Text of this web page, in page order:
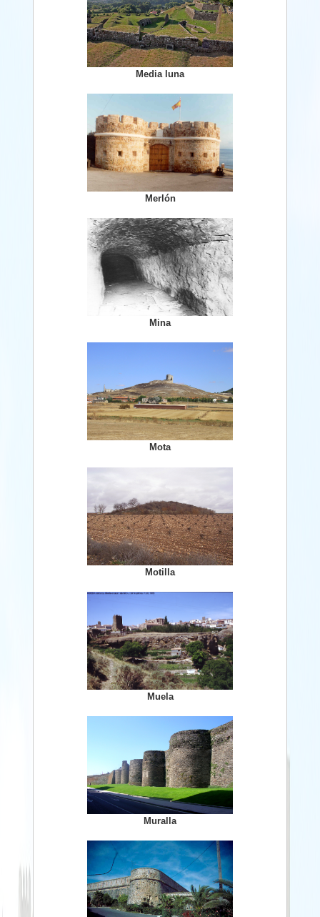
Media luna
Merlón
Mina
Mota
Motilla
Muela
Muralla